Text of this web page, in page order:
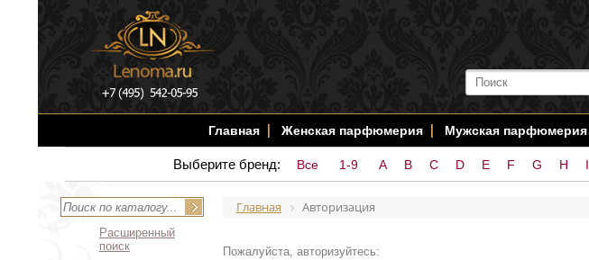
Главная Женская парфюмерия Мужская парфюмерия
Выберите бренд: Все 1-9 A B C D E F G H I
Расширенный
поиск
Главная Авторизация
Пожалуйста, авторизуйтесь: